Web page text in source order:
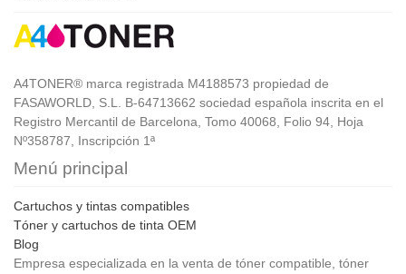
A4TONER® marca registrada M4188573 propiedad de
FASAWORLD, S.L. B-64713662 sociedad española inscrita en el
Registro Mercantil de Barcelona, Tomo 40068, Folio 94, Hoja
Nº358787, Inscripción 1ª
Menú principal
Cartuchos y tintas compatibles
Tóner y cartuchos de tinta OEM
Blog
Empresa especializada en la venta de tóner compatible, tóner